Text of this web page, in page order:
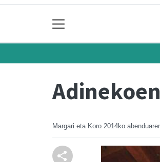
Margari eta Koro 2014ko